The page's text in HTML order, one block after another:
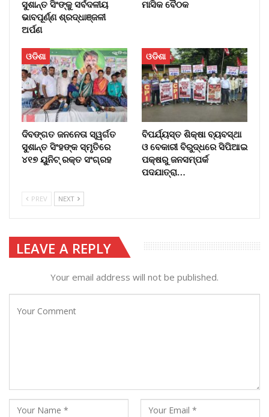
ସୁଶାନ୍ତ ସିଂଙ୍କୁ ସର୍ବଦଳୀୟ
ଭାବପୂର୍ଣ୍ଣ ଶ୍ରଦ୍ଧାଞ୍ଜଳୀ
ଅର୍ପଣ
ମାସିକ ବୈଠକ
ଓଡିଶା
ଦିବଙ୍ଗତ ଜନନେତା ସ୍ୱର୍ଗତ
ସୁଶାନ୍ତ ସିଂହଙ୍କ ସ୍ମୃତିରେ
୪୧୭ ୟୁନିଟ୍ ରକ୍ତ ସଂଗ୍ରହ
ଓଡିଶା
ବିପର୍ଯ୍ୟସ୍ତ ଶିକ୍ଷା ବ୍ୟବସ୍ଥା
ଓ ବେକାରୀ ବିରୁଦ୍ଧରେ ସିପିଆଇ
ପକ୍ଷରୁ ଜନସମ୍ପର୍କ
ପଦଯାତ୍ରା…
PREV NEXT
LEAVE A REPLY
Your email address will not be published.